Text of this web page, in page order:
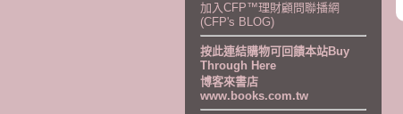
加入CFP™理財顧問聯播網
(CFP's BLOG)
按此連結購物可回饋本站Buy
Through Here
博客來書店
www.books.com.tw